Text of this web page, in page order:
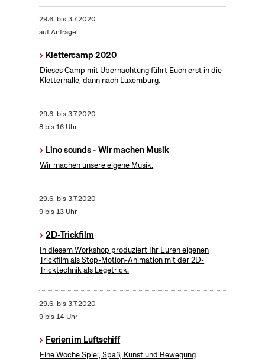
29.6. bis3.7.2020
auf Anfrage
Klettercamp 2020
Dieses Camp mit Übernachtung führt Euch erst in die
Kletterhalle, dann nach Luxemburg.
29.6. bis3.7.2020
8 bis 16 Uhr
Lino sounds - Wir machen Musik
Wir machen unsere eigene Musik.
29.6. bis3.7.2020
9 bis 13 Uhr
2D-Trickfilm
In diesem Workshop produziert Ihr Euren eigenen
Trickfilm als Stop-Motion-Animation mit der 2D-
Tricktechnik als Legetrick.
29.6. bis3.7.2020
9 bis 14 Uhr
Ferien im Luftschiff
Eine Woche Spiel, Spaß, Kunst und Bewegung